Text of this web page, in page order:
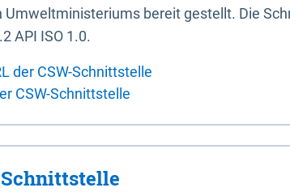
Umweltministeriums bereit gestellt. Die
API ISO 1.0.
der CSW-Schnittstelle
CSW-Schnittstelle
Schnittstelle